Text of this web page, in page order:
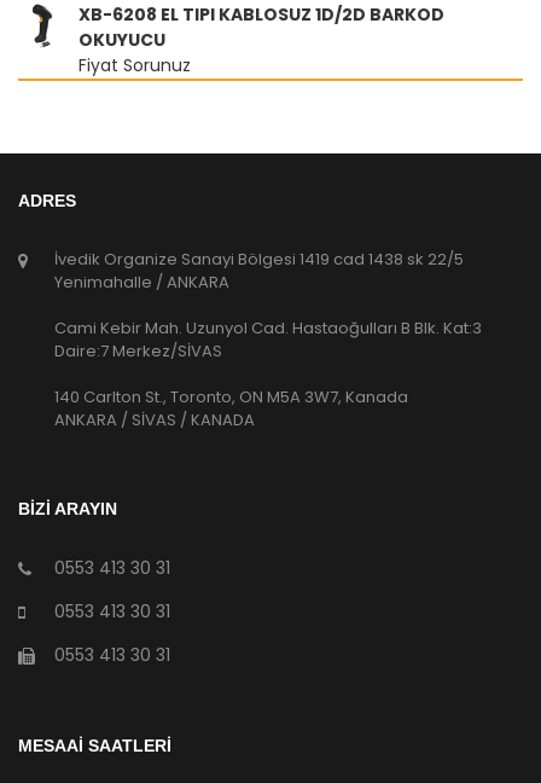
XB-6208 EL TIPI KABLOSUZ 1D/2D BARKOD
OKUYUCU
Fiyat Sorunuz
ADRES
İvedik Organize Sanayi Bölgesi 1419 cad 1438 sk 22/5
Yenimahalle / ANKARA
Cami Kebir Mah. Uzunyol Cad. Hastaoğulları B Blk. Kat:3
Daire:7 Merkez/SİVAS
140 Carlton St., Toronto, ON M5A 3W7, Kanada
ANKARA / SİVAS / KANADA
BİZİ ARAYIN
0553 413 30 31
0553 413 30 31
0553 413 30 31
MESAAİ SAATLERİ